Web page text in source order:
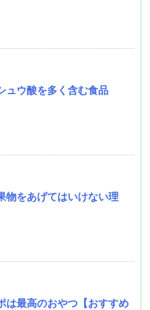
ュウ酸を多く含む食品
物をあげてはいけない理
は最高のおやつ【おすすめ